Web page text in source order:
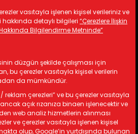
Otomotiv. All rights reserved.
vasıtayla işlenen kişisel verileriniz ve
detaylı bilgileri “Çerezlere İlişkin
Bilgilendirme Metninde”
düzgün şekilde çalışması için
bu çerezler vasıtayla kişisel verilerin
da mümkündür.
çerezleri” ve bu çerezler vasıtayla
açık rızanıza binaen işlenecektir ve
web analiz hizmetlerin alınması
ve çerezler vasıtayla işlenen kişisel
olup, Google’in yurtdışında bulunan